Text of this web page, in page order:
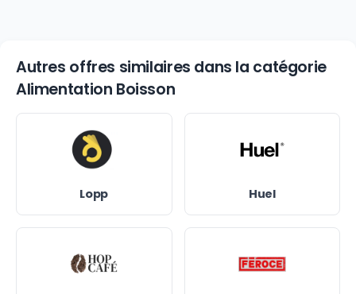
Autres offres similaires dans la catégorie
Alimentation Boisson
Lopp Huel